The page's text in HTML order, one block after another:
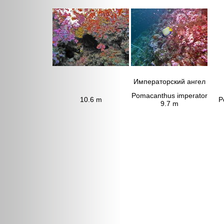
Императорский ангел
10.6 m
Pomacanthus imperator
9.7 m